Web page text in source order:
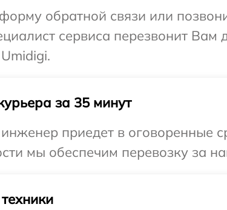
обратной связи или
сервиса перезвонит
за 35 минут
приедет в оговоренные
мы обеспечим перевозку за